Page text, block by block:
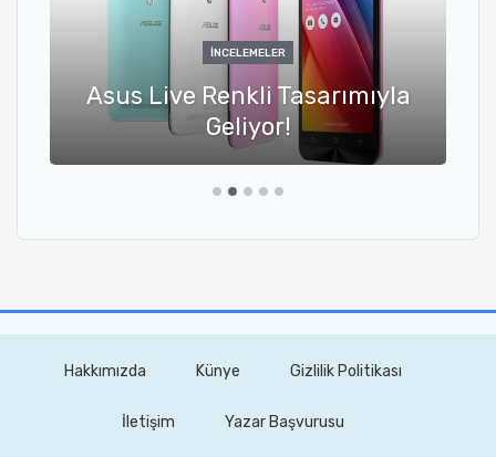
İNCELEMELER
Asus Live Renkli Tasarımıyla
Geliyor!
Hakkımızda Künye Gizlilik Politikası
İletişim Yazar Başvurusu